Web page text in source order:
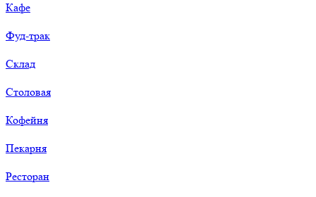
Кафе
Фуд-трак
Склад
Столовая
Кофейня
Пекарня
Ресторан